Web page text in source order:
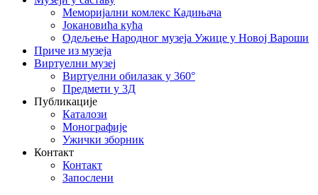
Меморијални комлекс Кадињача
Јокановића кућа
Oдељење Народног музеја Ужице у Новој Вароши
Приче из музеја
Виртуелни музеј
Виртуелни обилазак у 360°
Предмети у 3Д
Публикације
Каталози
Монографије
Ужички зборник
Контакт
Контакт
Запослени